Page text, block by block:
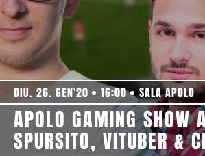
DIU. 26. GEN'20 16:00 SALA APOLO
APOLO GAMING SHOW
SPURSITO, VITUBER &